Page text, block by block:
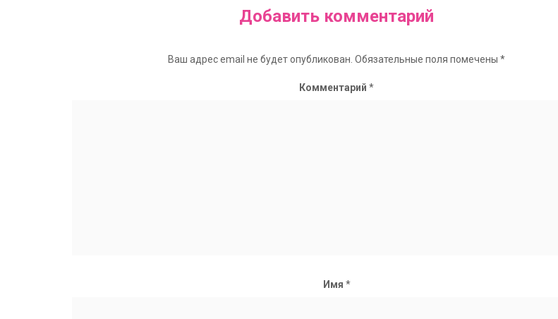
Добавить комментарий
Ваш адрес email не будет опубликован. Обязательные поля помечены *
Комментарий *
Имя *